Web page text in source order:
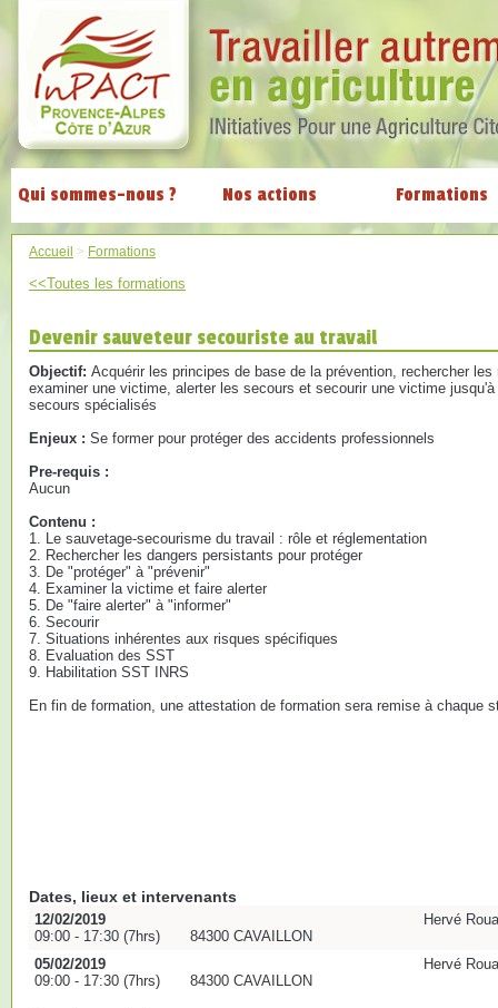
Qui sommes-nous ? Nos actions Formations
Accueil > Formations
<<Toutes les formations
Devenir sauveteur secouriste au travail
Objectif: Acquérir les principes de base de la prévention, rechercher les
examiner une victime, alerter les secours et secourir une victime
secours spécialisés
Enjeux : Se former pour protéger des accidents professionnels
Pre-requis :
Aucun
Contenu :
1. Le sauvetage-secourisme du travail : rôle et réglementation
2. Rechercher les dangers persistants pour protéger
3. De "protéger" à "prévenir"
4. Examiner la victime et faire alerter
5. De "faire alerter" à "informer"
6. Secourir
7. Situations inhérentes aux risques spécifiques
8. Evaluation des SST
9. Habilitation SST INRS
En fin de formation, une attestation de formation sera remise à chaque
Dates, lieux et intervenants
12/02/2019
09:00 - 17:30 (7hrs)
84300 CAVAILLON
Hervé
05/02/2019
09:00 - 17:30 (7hrs)
84300 CAVAILLON
Hervé